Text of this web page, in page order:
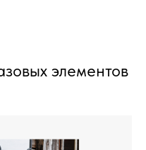
элементов